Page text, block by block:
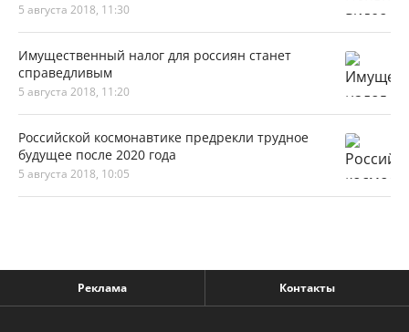
5 августа 2018, 11:30
Имущественный налог для россиян станет
справедливым
5 августа 2018, 11:20
Российской космонавтике предрекли трудное
будущее после 2020 года
5 августа 2018, 10:05
Реклама Контакты